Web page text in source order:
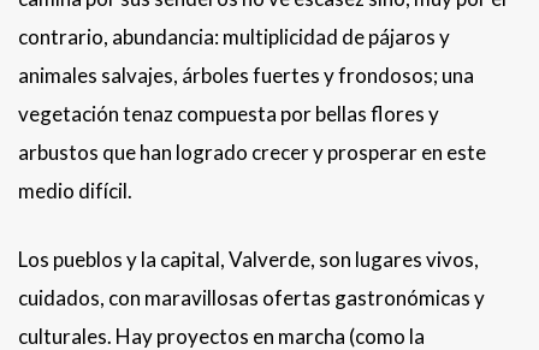
contrario, abundancia: multiplicidad de pájaros y
animales salvajes, árboles fuertes y frondosos; una
vegetación tenaz compuesta por bellas flores y
arbustos que han logrado crecer y prosperar en este
medio difícil.
Los pueblos y la capital, Valverde, son lugares vivos,
cuidados, con maravillosas ofertas gastronómicas y
culturales. Hay proyectos en marcha (como la